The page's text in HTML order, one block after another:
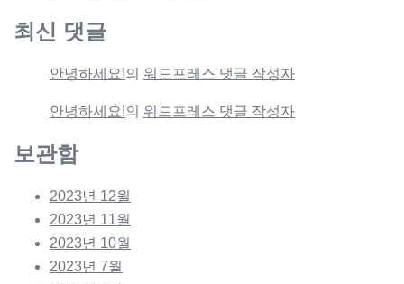
최신 댓글
안녕하세요!의 워드프레스 댓글 작성자
안녕하세요!의 워드프레스 댓글 작성자
보관함
2023년 12월
2023년 11월
2023년 10월
2023년 7월